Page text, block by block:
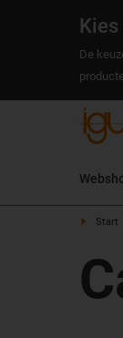
De
Start